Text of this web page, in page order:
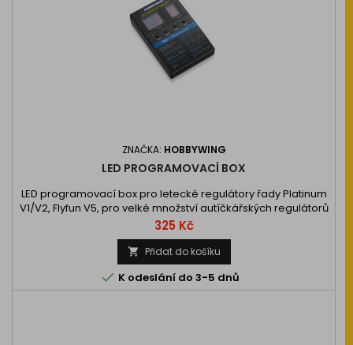
ZNAČKA: HOBBYWING
LED PROGRAMOVACÍ BOX
LED programovací box pro letecké regulátory řady Platinum
V1/V2, Flyfun V5, pro velké množství autíčkářských regulátorů
řady XeRun, EzRun a QuicRun (střídavé ESC). A také pro lodní
regulátory řady…
Cena
325 Kč
 Přidat do košíku
 K odeslání do 3-5 dnů